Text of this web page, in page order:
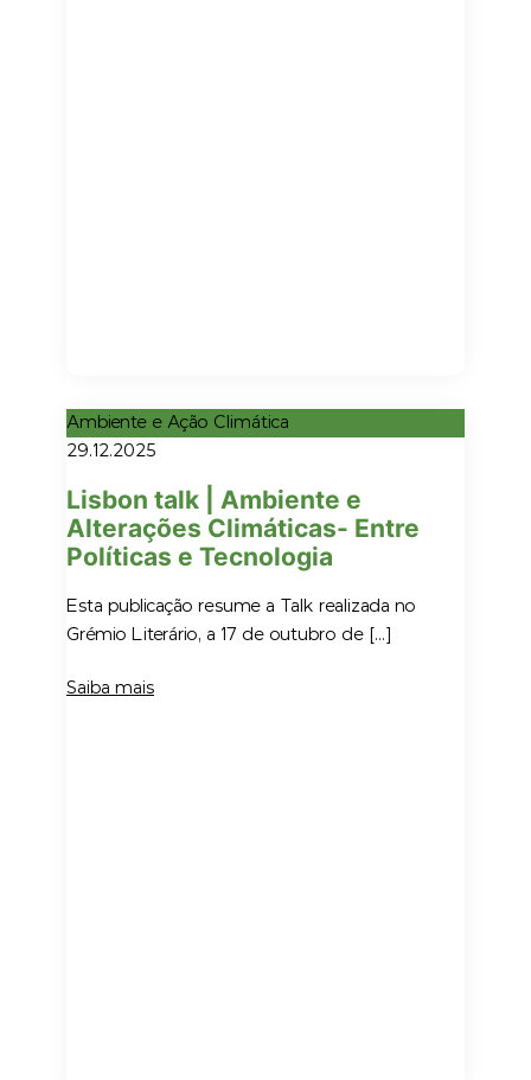
Ambiente e Ação Climática
29.12.2025
Lisbon talk | Ambiente e
Alterações Climáticas- Entre
Políticas e Tecnologia
Esta publicação resume a Talk realizada no
Grémio Literário, a 17 de outubro de […]
Saiba mais